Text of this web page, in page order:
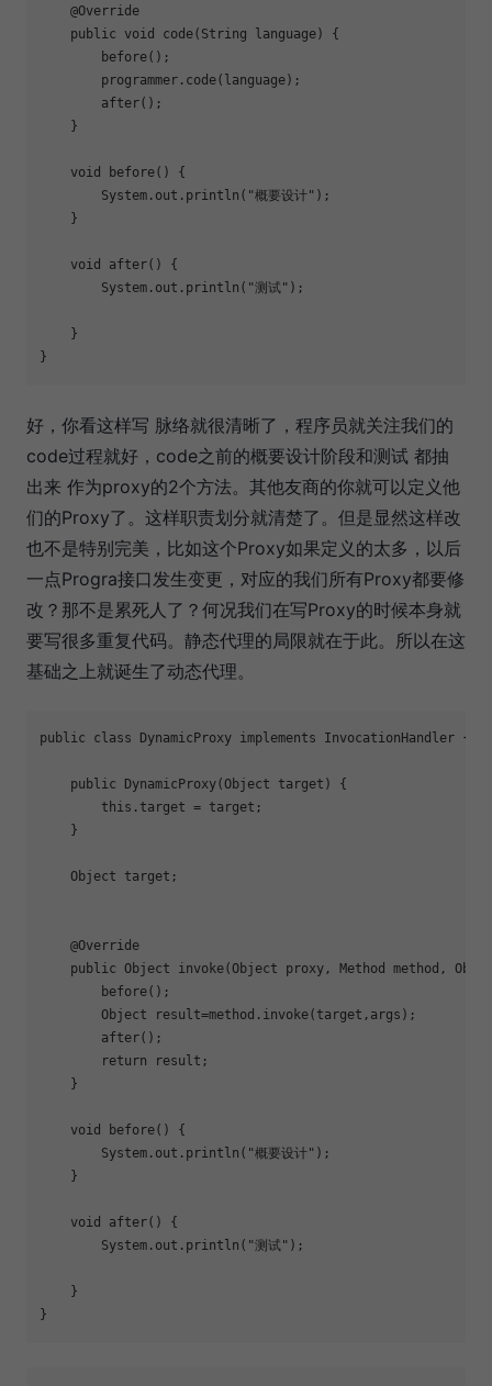
    @Override
    public void code(String language) {
        before();
        programmer.code(language);
        after();
    }
    void
before() {
        System.out.println(
"概要设计" );
    }
    void
after() {
        System.out.println(
"测试" );
    }
}
好，你看这样写 脉络就很清晰了，程序员就关注我们的
code过程就好，code之前的概要设计阶段和测试 都抽
出来 作为proxy的2个方法。其他友商的你就可以定义他
们的Proxy了。这样职责划分就清楚了。但是显然这样改
也不是特别完美，比如这个Proxy如果定义的太多，以后
一点Progra接口发生变更，对应的我们所有Proxy都要修
改？那不是累死人了？何况我们在写Proxy的时候本身就
要写很多重复代码。静态代理的局限就在于此。所以在这
基础之上就诞生了动态代理。
public class DynamicProxy implements InvocationHandler {
    public DynamicProxy(Object target) {
        this.target = target;
    }
    Object target;
    @Override
public Object invoke(Object proxy, Method method,
        before();
        Object result=method.invoke(target,args);
        after();
return result;
    }
    void
before() {
        System.out.println(
"概要设计" );
    }
    void
after() {
        System.out.println(
"测试" );
    }
}